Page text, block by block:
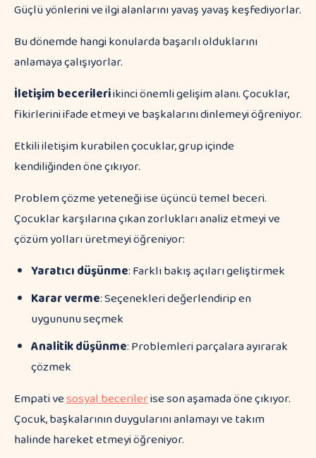
Güçlü yönlerini ve ilgi alanlarını yavaş yavaş keşfediyorlar.
Bu dönemde hangi konularda başarılı olduklarını
anlamaya çalışıyorlar.
İletişim becerileriikinci önemli gelişim alanı. Çocuklar,
fikirlerini ifade etmeyi ve başkalarını dinlemeyi öğreniyor.
Etkili iletişim kurabilen çocuklar, grup içinde
kendiliğinden öne çıkıyor.
Problem çözme yeteneği ise üçüncü temel beceri.
Çocuklar karşılarına çıkan zorlukları analiz etmeyi ve
çözüm yolları üretmeyi öğreniyor:
Yaratıcı düşünme: Farklı bakış açıları geliştirmek
Karar verme: Seçenekleri değerlendirip en
uygununu seçmek
Analitik düşünme: Problemleri parçalara ayırarak
çözmek
Empati vesosyal becerilerise son aşamada öne çıkıyor.
Çocuk, başkalarının duygularını anlamayı ve takım
halinde hareket etmeyi öğreniyor.